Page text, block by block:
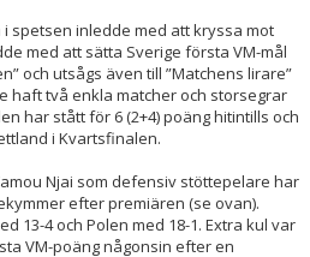
i spetsen inledde med att kryssa mot
med att sätta Sverige första VM-mål
och utsågs även till ”Matchens lirare”
haft två enkla matcher och storsegrar
har stått för 6 (2+4) poäng hitintills och
i Kvartsfinalen.
Njai som defensiv stöttepelare har
efter premiären (se ovan).
13-4 och Polen med 18-1. Extra kul var
VM-poäng någonsin efter en